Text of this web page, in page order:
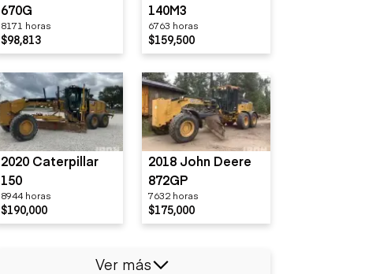
670G
8171 horas
$98,813
140M3
6763 horas
$159,500
2020 Caterpillar
150
8944 horas
$190,000
2018 John Deere
872GP
7632 horas
$175,000
Ver más